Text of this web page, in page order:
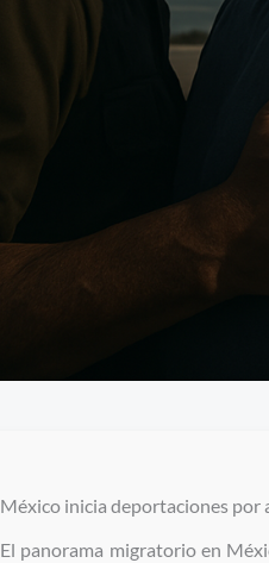
México inicia deportaciones por
El panorama migratorio en